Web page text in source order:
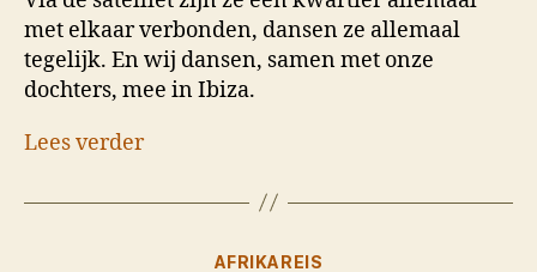
met elkaar verbonden, dansen ze allemaal
tegelijk. En wij dansen, samen met onze
dochters, mee in Ibiza.
Lees verder
Categorieën
AFRIKAREIS